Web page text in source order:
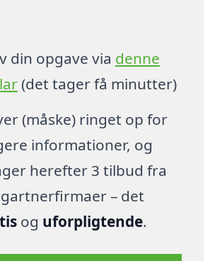
din opgave via denne
(det tager få minutter)
(måske) ringet op for
informationer, og
herefter 3 tilbud fra
– det
og uforpligtende.